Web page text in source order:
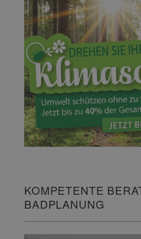
KOMPETENTE
BADPLANUNG